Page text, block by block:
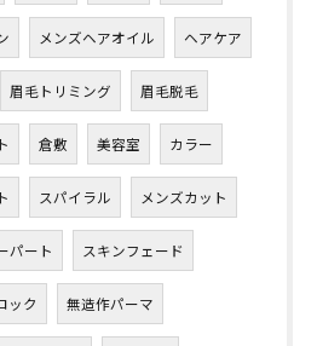
メンズヘアオイル ヘアケア
眉毛トリミング 眉毛脱毛
倉敷 美容室 カラー
スパイラル メンズカット
パート スキンフェード
ック 無造作パーマ